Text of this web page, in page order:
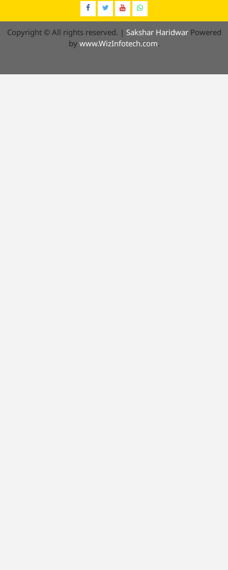
Facebook
TwitterYouTubeWhatsap
Copyright © All rights reserved. | Sakshar HaridwarPowered
by www.WizInfotech.com.